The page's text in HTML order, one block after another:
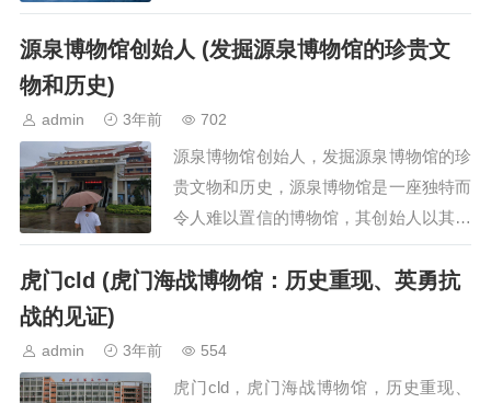
物馆，博物馆建立于20世纪初，旨在展示
和探索齐国悠久的历史，博物馆收藏了大
源泉博物馆创始人 (发掘源泉博物馆的珍贵文
物和历史)
admin 3年前 702
源泉博物馆创始人，发掘源泉博物馆的珍
贵文物和历史，源泉博物馆是一座独特而
令人难以置信的博物馆，其创始人以其卓
越的能力和对历史的深刻热爱而闻名，这
位神秘的创始人不仅发掘了许多珍贵的文
虎门cld (虎门海战博物馆：历史重现、英勇抗
战的见证)
admin 3年前 554
虎门cld，虎门海战博物馆，历史重现、